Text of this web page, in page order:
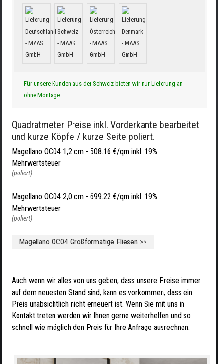
Für unsere Kunden aus der Schweiz bieten wir nur Lieferung an -
ohne Montage.
Quadratmeter Preise inkl. Vorderkante bearbeitet
und kurze Köpfe / kurze Seite poliert.
Magellano OC04 1,2 cm - 508.16 €/qm inkl. 19%
Mehrwertsteuer
(poliert)
Magellano OC04 2,0 cm - 699.22 €/qm inkl. 19%
Mehrwertsteuer
(poliert)
Magellano OC04 Großformatige Fliesen >>
Auch wenn wir alles von uns geben, dass unsere Preise immer
auf dem neuesten Stand sind, kann es vorkommen, dass ein
Preis unabsichtlich nicht erneuert ist. Wenn Sie mit uns in
Kontakt treten werden wir Ihnen gerne weiterhelfen und so
schnell wie möglich den Preis für Ihre Anfrage ausrechnen.